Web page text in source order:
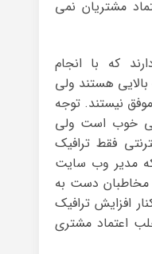
مشتریان نمی
که با انجام
هستند ولی
نیستند. توجه
خوب است ولی
فقط ترافیک
مدیر وب سایت
مخاطبان دست به
افزایش ترافیک
اعتماد مشتری